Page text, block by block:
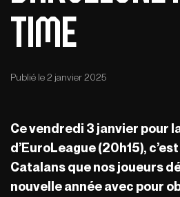
time
Publié le 2 janvier 2025
Ce vendredi 3 janvier pour
d’EuroLeague (20h15),
Catalans que nos joueurs
nouvelle année avec pour